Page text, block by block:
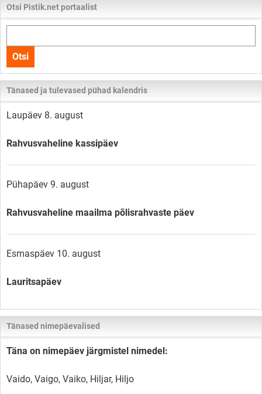
Otsi Pistik.net portaalist
kogu
lehelt
Otsi
Tänased ja tulevased pühad kalendris
Laupäev 8. august
Rahvusvaheline kassipäev
Pühapäev 9. august
Rahvusvaheline maailma põlisrahvaste päev
Esmaspäev 10. august
Lauritsapäev
Tänased nimepäevalised
Täna on nimepäev järgmistel nimedel:
Vaido, Vaigo, Vaiko, Hiljar, Hiljo